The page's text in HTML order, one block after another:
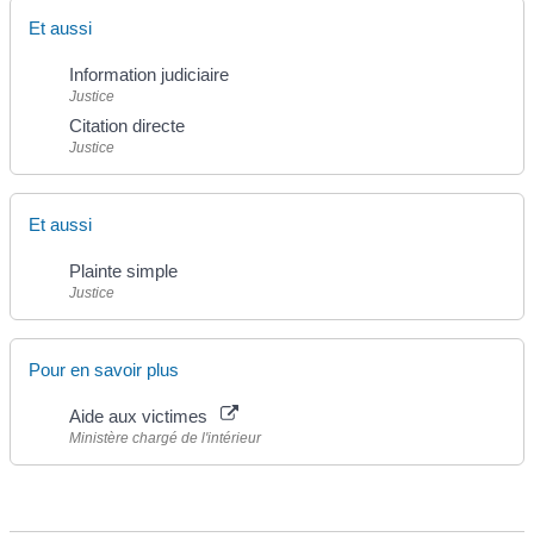
Et aussi
Information judiciaire
Justice
Citation directe
Justice
Et aussi
Plainte simple
Justice
Pour en savoir plus
Aide aux victimes
Ministère chargé de l'intérieur